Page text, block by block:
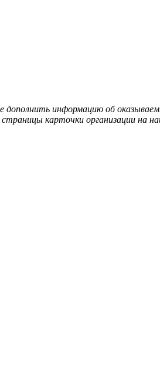
информацию об
страницы карточки организации на